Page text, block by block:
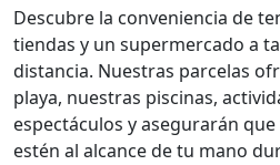
Descubre la conveniencia de
tiendas y un supermercado a
distancia. Nuestras parcelas
playa, nuestras piscinas,
espectáculos y asegurarán
estén al alcance de tu mano